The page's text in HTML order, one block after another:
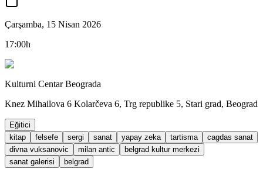
Çarşamba, 15 Nisan 2026
17:00h
Kulturni Centar Beograda
Knez Mihailova 6 Kolarčeva 6, Trg republike 5, Stari grad, Beograd
Eğitici
kitap
felsefe sergi sanat yapay zeka tartisma
cagdas sanat
divna vuksanovic
milan antic
belgrad kultur merkezi
sanat galerisi
belgrad